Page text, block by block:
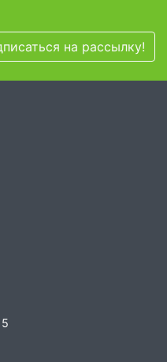
на рассылку!